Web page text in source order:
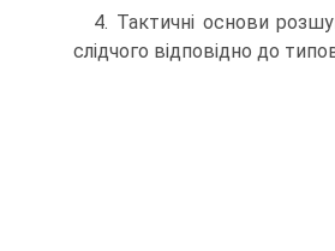
4. Тактичні основи
слідчого відповідно до